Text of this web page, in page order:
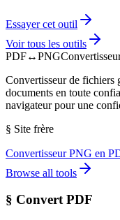
Essayer cet outil
Voir tous les outils
PDF↔PNG
Convertisseur de fichiers
documents en toute
navigateur pour une
§ Site frère
Convertisseur PNG en
Browse all tools
§ Convert PDF